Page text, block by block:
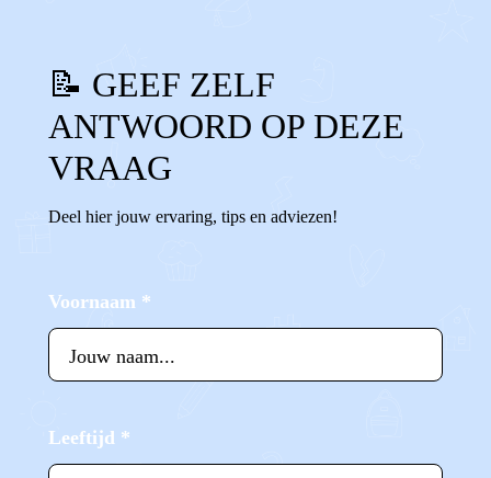
📝 GEEF ZELF
ANTWOORD OP DEZE
VRAAG
Deel hier jouw ervaring, tips en adviezen!
Voornaam *
Leeftijd *